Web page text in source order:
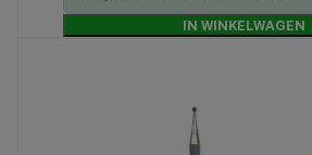
IN WINKELWAGEN